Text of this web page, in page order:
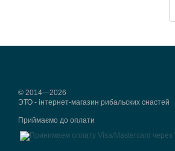
© 2014—2026
ЭТО - інтернет-магазин рибальских снастей
Приймаємо до оплати